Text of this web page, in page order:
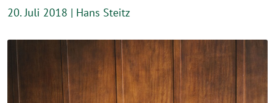
20. Juli 2018 | Hans Steitz